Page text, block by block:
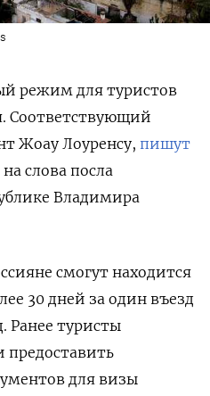
режим для туристов
Соответствующий
Жоау Лоуренсу, пишут
слова посла
Владимира
смогут находится
30 дней за один въезд
Ранее туристы
для визы